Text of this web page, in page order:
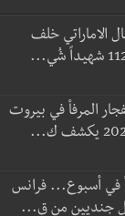
الاماراتي خلف
المرفأ في بيروت
في أسبوع... فرانس
جنديين من ق...